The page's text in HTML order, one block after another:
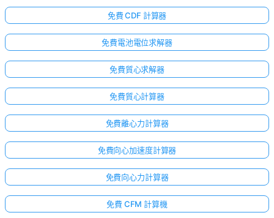
免費 CDF 計算器
免費電池電位求解器
免費質心求解器
免費質心計算器
免費離心力計算器
免費向心加速度計算器
免費向心力計算器
免費 CFM 計算機